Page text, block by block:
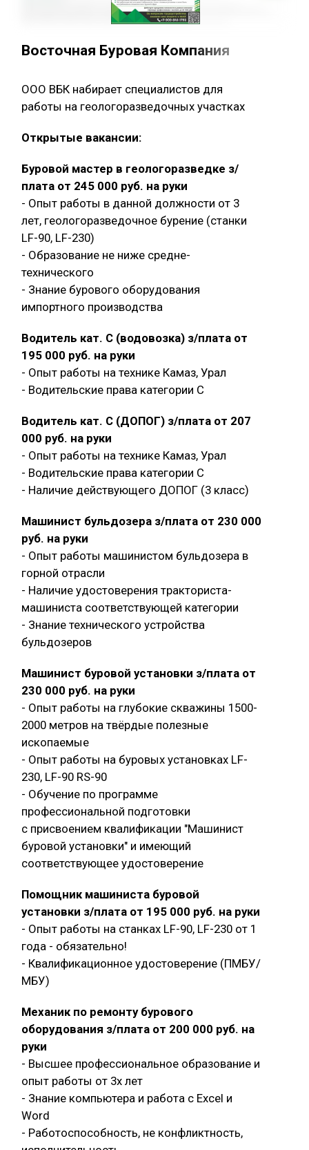
Восточная Буровая Компания
ООО ВБК набирает специалистов для
работы на геологоразведочных участках
Открытые вакансии:
Буровой мастер в геологоразведке з/
плата от 245 000 руб. на руки
- Опыт работы в данной должности от 3
лет, геологоразведочное бурение (станки
LF-90, LF-230)
- Образование не ниже средне-
технического
- Знание бурового оборудования
импортного производства
Водитель кат. С (водовозка) з/плата от
195 000 руб. на руки
- Опыт работы на технике Камаз, Урал
- Водительские права категории C
Водитель кат. С (ДОПОГ) з/плата от 207
000 руб. на руки
- Опыт работы на технике Камаз, Урал
- Водительские права категории C
- Наличие действующего ДОПОГ (3 класс)
Машинист бульдозера з/плата от 230 000
руб. на руки
- Опыт работы машинистом бульдозера в
горной отрасли
- Наличие удостоверения тракториста-
машиниста соответствующей категории
- Знание технического устройства
бульдозеров
Машинист буровой установки з/плата от
230 000 руб. на руки
- Опыт работы на глубокие скважины 1500-
2000 метров на твёрдые полезные
ископаемые
- Опыт работы на буровых установках LF-
230, LF-90 RS-90
- Обучение по программе
профессиональной подготовки
с присвоением квалификации "Машинист
буровой установки" и имеющий
соответствующее удостоверение
Помощник машиниста буровой
установки з/плата от 195 000 руб. на руки
- Опыт работы на станках LF-90, LF-230 от 1
года - обязательно!
- Квалификационное удостоверение (ПМБУ/
МБУ)
Механик по ремонту бурового
оборудования з/плата от 200 000 руб. на
руки
- Высшее профессиональное образование и
опыт работы от 3х лет
- Знание компьютера и работа с Exсel и
Word
- Работоспособность, не конфликтность,